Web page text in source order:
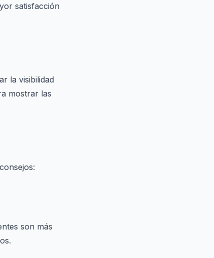
satisfacción
la visibilidad
mostrar las
son más